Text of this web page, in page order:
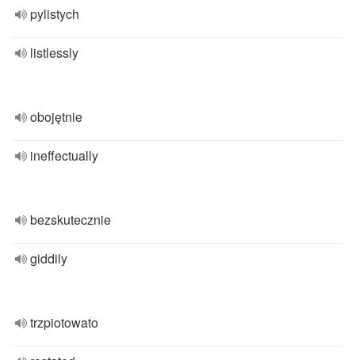
pylistych
listlessly
obojętnie
ineffectually
bezskutecznie
giddily
trzpiotowato